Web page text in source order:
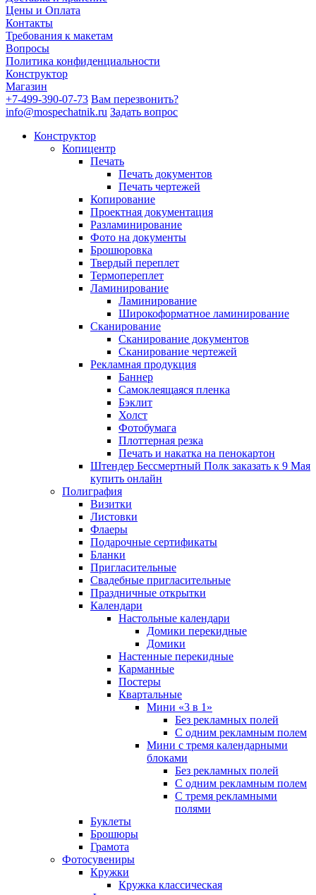
Цены и Оплата
Контакты
Требования к макетам
Вопросы
Политика конфиденциальности
Конструктор
Магазин
+7-499-390-07-73 Вам перезвонить?
info@mospechatnik.ru Задать вопрос
Конструктор
Копицентр
Печать
Печать документов
Печать чертежей
Копирование
Проектная документация
Разламинирование
Фото на документы
Брошюровка
Твердый переплет
Термопереплет
Ламинирование
Ламинирование
Широкоформатное ламинирование
Сканирование
Сканирование документов
Сканирование чертежей
Рекламная продукция
Баннер
Самоклеящаяся пленка
Бэклит
Холст
Фотобумага
Плоттерная резка
Печать и накатка на пенокартон
Штендер Бессмертный Полк заказать к 9 Мая
купить онлайн
Полиграфия
Визитки
Листовки
Флаеры
Подарочные сертификаты
Бланки
Пригласительные
Свадебные пригласительные
Праздничные открытки
Календари
Настольные календари
Домики перекидные
Домики
Настенные перекидные
Карманные
Постеры
Квартальные
Мини «3 в 1»
Без рекламных полей
С одним рекламным полем
Мини с тремя календарными
блоками
Без рекламных полей
С одним рекламным полем
С тремя рекламными
полями
Буклеты
Брошюры
Грамота
Фотосувениры
Кружки
Кружка классическая